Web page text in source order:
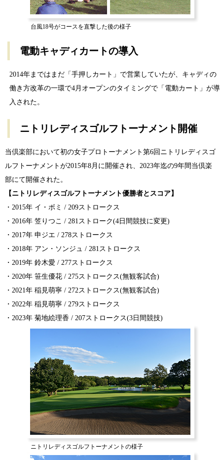
台風18号がコースを直撃した後の様子
電動キャディカートの導入
2014年まではまだ「手押しカート」で営業していたが、キャディの
働き方改革の一環で4月オープンのタイミングで「電動カート」が導
入された。
ニトリレディスゴルフトーナメント開催
当倶楽部において初の女子プロトーナメント第6回ニトリレディスゴ
ルフトーナメントが2015年8月に開催され、2023年迄の9年間当倶楽
部にて開催された。
【ニトリレディスゴルフトーナメント優勝者とスコア】
・2015年 イ・ボミ / 209ストロークス
・2016年 笠りつこ / 281ストローク(4日間競技に変更)
・2017年 申ジエ / 278ストロークス
・2018年 アン・ソンジュ / 281ストロークス
・2019年 鈴木愛 / 277ストロークス
・2020年 笹生優花 / 275ストロークス(無観客試合)
・2021年 稲見萌寧 / 272ストロークス(無観客試合)
・2022年 稲見萌寧 / 279ストロークス
・2023年 菊地絵理香 / 207ストロークス(3日間競技)
ニトリレディスゴルフトーナメントの様子